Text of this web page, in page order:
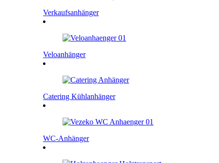
Verkaufsanhänger
Veloanhänger
Catering Kühlanhänger
WC-Anhänger